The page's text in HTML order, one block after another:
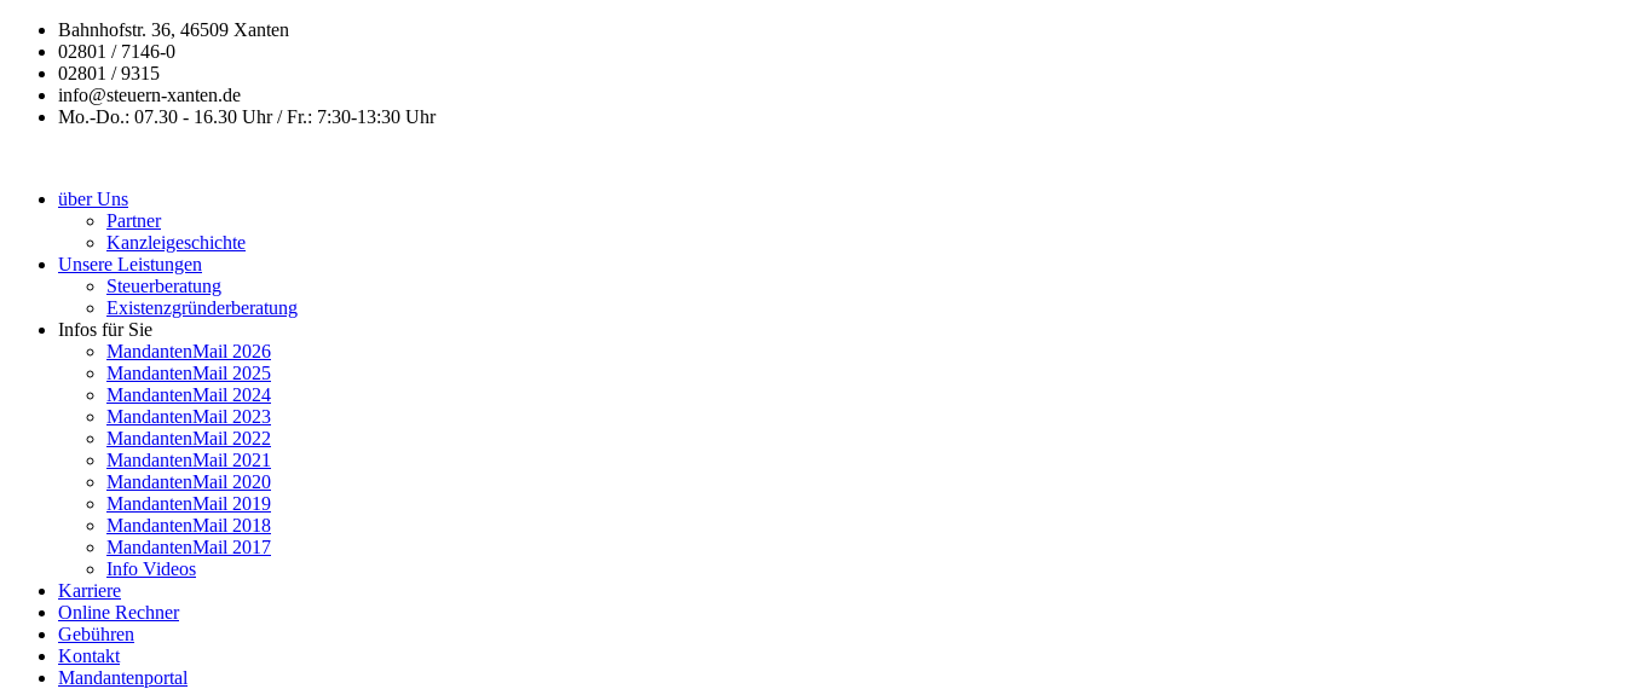
Bahnhofstr. 36, 46509 Xanten
02801 / 7146-0
02801 / 9315
info@steuern-xanten.de
Mo.-Do.: 07.30 - 16.30 Uhr / Fr.: 7:30-13:30 Uhr
über Uns
Partner
Kanzleigeschichte
Unsere Leistungen
Steuerberatung
Existenzgründerberatung
Infos für Sie
MandantenMail 2026
MandantenMail 2025
MandantenMail 2024
MandantenMail 2023
MandantenMail 2022
MandantenMail 2021
MandantenMail 2020
MandantenMail 2019
MandantenMail 2018
MandantenMail 2017
Info Videos
Karriere
Online Rechner
Gebühren
Kontakt
Mandantenportal